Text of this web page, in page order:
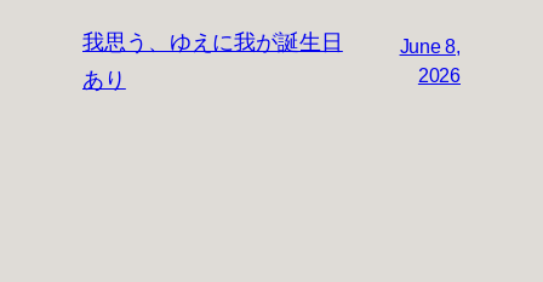
我思う、ゆえに我が誕生日
あり
June 8,
2026